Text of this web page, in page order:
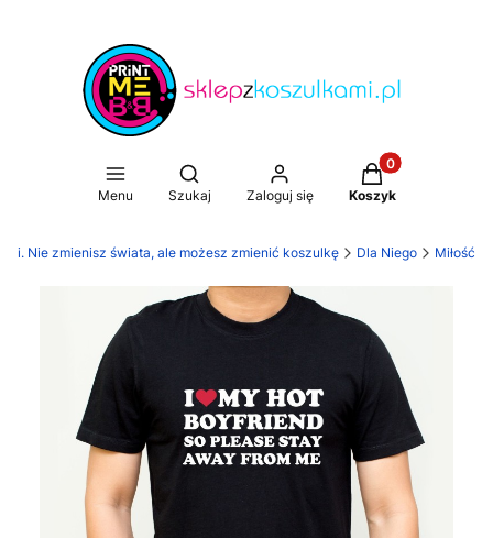
Menu
Otwórz wyszukiwarkę
Szukaj Zaloguj się
Produkty w
Koszyk
Nie zmienisz świata, ale możesz zmienić koszulkę Dla Niego Miłość